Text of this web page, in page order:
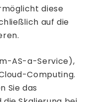
diese
auf die
AS-a-Service),
Computing.
Sie das